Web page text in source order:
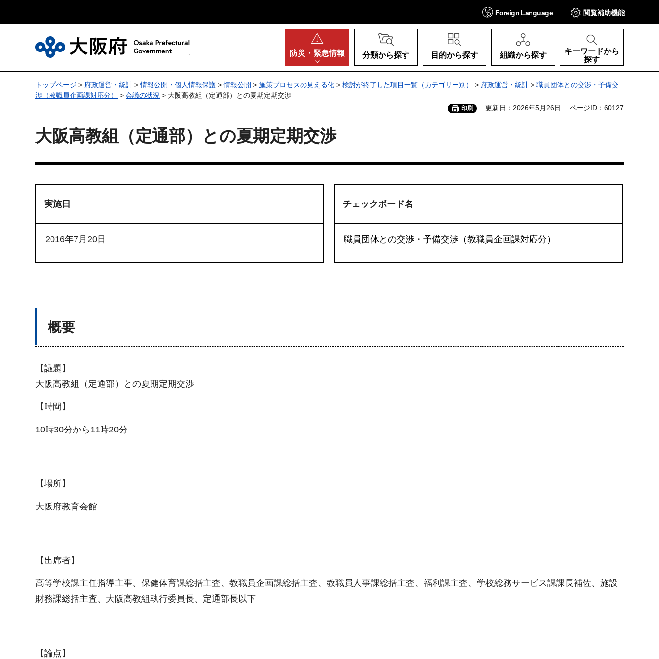
Foreign Language 閲覧補助機能
防災・ 緊急情報 分類から探す 目的から探す 組織から探す
キーワードから
探す
トップページ > 府政運営・統計 >情報公開・個人情報保護 >情報公開 > 施策プロセスの見える化 > 検討が終了した項目一覧（カテゴリー別） > 府政運営・統計 > 職員団体との交渉・予備交
渉（教職員企画課対応分）
> 会議の状況 > 大阪高教組（定通部）との夏期定期交渉
印刷 更新日：2026年5月26日 ページID：60127
大阪高教組（定通部）との夏期定期交渉
実施日
2016年7月20日
チェックボード名
職員団体との交渉・予備交渉（教職員企画課対応分）
概要
【議題】
大阪高教組（定通部）との夏期定期交渉
【時間】
10時30分から11時20分
【場所】
大阪府教育会館
【出席者】
高等学校課主任指導主事、保健体育課総括主査、教職員企画課総括主査、教職員人事課総括主査、福利課主査、学校総務サービス課課長補佐、施設
財務課総括主査、大阪高教組執行委員長、定通部長以下
【論点】